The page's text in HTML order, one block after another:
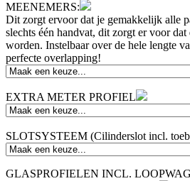
MEENEMERS:
Dit zorgt ervoor dat je gemakkelijk alle
slechts één handvat, dit zorgt er voor
worden. Instelbaar over de hele lengte
perfecte overlapping!
EXTRA METER PROFIEL
SLOTSYSTEEM (Cilinderslot incl.
GLASPROFIELEN INCL.